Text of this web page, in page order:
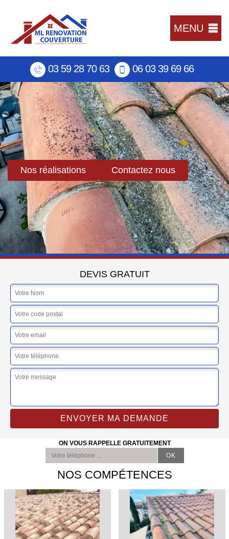
MENU
03 59 28 70 63 06 03 39 69 66
Nos réalisations Contactez nous
DEVIS GRATUIT
ON VOUS RAPPELLE GRATUITEMENT
NOS COMPÉTENCES